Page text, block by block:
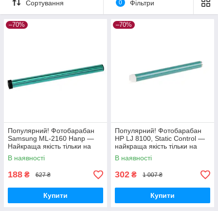
Сортування 0 Фільтри
–70%
Популярний! Фотобарабан
Samsung ML-2160 Hanp —
Найкраща якість тільки на
Nukleon.com.ua
В наявності
188 ₴ 627 ₴
Купити
–70%
Популярний! Фотобарабан
HP LJ 8100, Static Control —
найкраща якість тільки на
Nukleon.com.ua
В наявності
302 ₴ 1 007 ₴
Купити